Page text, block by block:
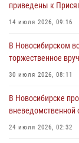
В Новосибирске
Росгвардии
В Новосибирске
Росгвардии
В Новосибирске
– жертв войны в
приведены к
14 июля 2026, 09:16
В Новосибирском
торжественное
30 июля 2026, 08:11
В Новосибирске
вневедомственной
24 июля 2026, 02:32